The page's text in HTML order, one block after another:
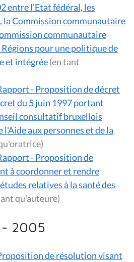
entre l'Etat fédéral, les
la Commission communautaire
communautaire
pour une politique de
et intégrée(en tant
- Proposition de décret
du 5 juin 1997 portant
consultatif bruxellois
l'Aide aux personnes et de la
tant qu'oratrice)
- Proposition de
à coordonner et rendre
relatives à la santé des
(en tant qu'auteure)
- 2005
de résolution visant